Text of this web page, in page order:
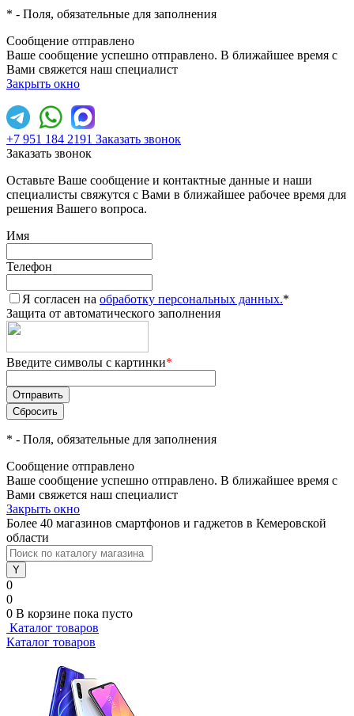
* - Поля, обязательные для заполнения
Сообщение отправлено
Ваше сообщение успешно отправлено. В ближайшее время с
Вами свяжется наш специалист
Закрыть окно
+7 951 184 2191 Заказать звонок
Заказать звонок
Оставьте Ваше сообщение и контактные данные и наши
специалисты свяжутся с Вами в ближайшее рабочее время для
решения Вашего вопроса.
Имя
Телефон
Я согласен на обработку персональных данных.*
Защита от автоматического заполнения
Введите символы с картинки*
* - Поля, обязательные для заполнения
Сообщение отправлено
Ваше сообщение успешно отправлено. В ближайшее время с
Вами свяжется наш специалист
Закрыть окно
Более 40 магазинов смартфонов и гаджетов в Кемеровской
области
0
0
0 В корзине пока пусто
Каталог товаров
Каталог товаров